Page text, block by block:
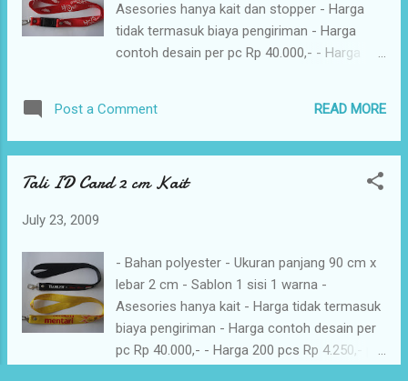
Asesories hanya kait dan stopper - Harga
tidak termasuk biaya pengiriman - Harga
contoh desain per pc Rp 40.000,- - Harga
1001 - 5.000 pcs Rp 4.500,- per pc - Harga
diatas 5.000 pcs Rp 4.350,- per pc -
warna - Penambahan klip hp Rp. 500,-
Post a Comment READ MORE
Tali ID Card 2 cm Kait
July 23, 2009
- Bahan polyester - Ukuran panjang 90 cm x
lebar 2 cm - Sablon 1 sisi 1 warna -
Asesories hanya kait - Harga tidak termasuk
biaya pengiriman - Harga contoh desain per
pc Rp 40.000,- - Harga 200 pcs Rp 4.250,- per